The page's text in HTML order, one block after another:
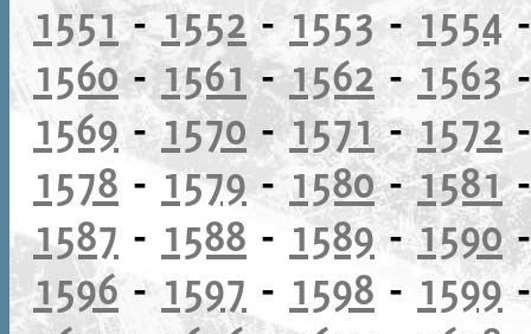
1551-1552 - 1553-1554
1560-1561-1562-1563
1569 -1570-1571-1572
1578 - 1579 -1580-1581
1587 - 1588 - 1589-1590
1596- 1597 - 1598 - 1599